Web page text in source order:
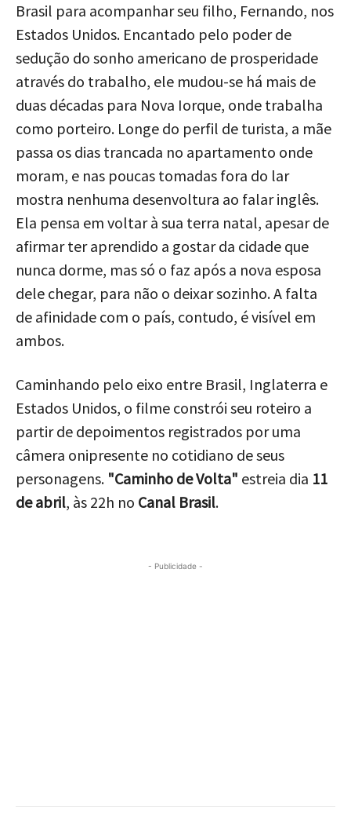
Brasil para acompanhar seu filho, Fernando, nos
Estados Unidos. Encantado pelo poder de
sedução do sonho americano de prosperidade
através do trabalho, ele mudou-se há mais de
duas décadas para Nova Iorque, onde trabalha
como porteiro. Longe do perfil de turista, a mãe
passa os dias trancada no apartamento onde
moram, e nas poucas tomadas fora do lar
mostra nenhuma desenvoltura ao falar inglês.
Ela pensa em voltar à sua terra natal, apesar de
afirmar ter aprendido a gostar da cidade que
nunca dorme, mas só o faz após a nova esposa
dele chegar, para não o deixar sozinho. A falta
de afinidade com o país, contudo, é visível em
ambos.
Caminhando pelo eixo entre Brasil, Inglaterra e
Estados Unidos, o filme constrói seu roteiro a
partir de depoimentos registrados por uma
câmera onipresente no cotidiano de seus
personagens. "Caminho de Volta" estreia dia 11
de abril, às 22h no Canal Brasil.
- Publicidade -